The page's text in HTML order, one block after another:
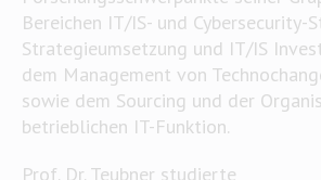
Bereichen IT/IS- und Cybersecurity-
Strategieumsetzung und IT/IS
dem Management von
sowie dem Sourcing und der
betrieblichen IT-Funktion.
Prof. Dr. Teubner studierte